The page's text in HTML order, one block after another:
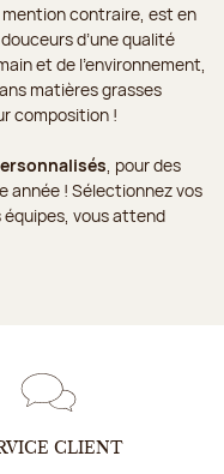
contraire, est en
d’une qualité
et de l’environnement,
matières grasses
composition !
, pour des
année ! Sélectionnez vos
vous attend
CLIENT